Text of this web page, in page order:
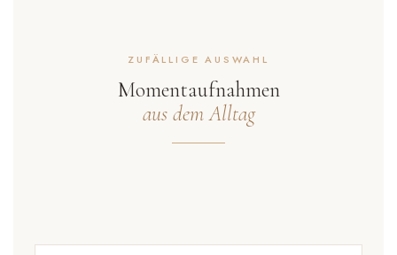
ZUFÄLLIGE AUSWAHL
Momentaufnahmen
aus dem Alltag